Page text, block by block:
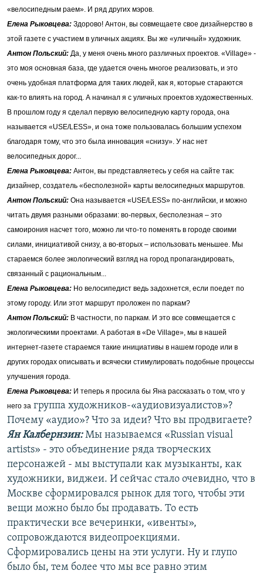
«велосипедным раем». И ряд других мэров.
Елена Рыковцева: Здорово! Антон, вы совмещаете свое дизайнерство в
этой газете с участием в уличных акциях. Вы же «уличный» художник.
Антон Польский: Да, у меня очень много различных проектов. «Village» -
это моя основная база, где удается очень многое реализовать, и это
очень удобная платформа для таких людей, как я, которые стараются
как-то влиять на город. А начинал я с уличных проектов художественных.
В прошлом году я сделал первую велосипедную карту города, она
называется «USE/LESS», и она тоже пользовалась большим успехом
благодаря тому, что это была инновация «снизу». У нас нет
велосипедных дорог...
Елена Рыковцева: Антон, вы представляетесь у себя на сайте так:
дизайнер, создатель «бесполезной» карты велосипедных маршрутов.
Антон Польский: Она называется «USE/LESS» по-английски, и можно
читать двумя разными образами: во-первых, бесполезная – это
самоирония насчет того, можно ли что-то поменять в городе своими
силами, инициативой снизу, а во-вторых – использовать меньшее. Мы
стараемся более экологический взгляд на город пропагандировать,
связанный с рациональным...
Елена Рыковцева: Но велосипедист ведь задохнется, если поедет по
этому городу. Или этот маршрут проложен по паркам?
Антон Польский: В частности, по паркам. И это все совмещается с
экологическими проектами. А работая в « De Village», мы в нашей
интернет-газете стараемся такие инициативы в нашем городе или в
других городах описывать и всячески стимулировать подобные процессы
улучшения города.
Елена Рыковцева: И теперь я просила бы Яна рассказать о том, что у
него за группа художников-«аудиовизуалистов»?
Почему «аудио»? Что за идеи? Что вы продвигаете?
Ян Калбернзин:Мы называемся «Russian visual
artists» - это объединение ряда творческих
персонажей - мы выступали как музыканты, как
художники, виджеи. И сейчас стало очевидно, что в
Москве сформировался рынок для того, чтобы эти
вещи можно было бы продавать. То есть
практически все вечеринки, «ивенты»,
сопровождаются видеопроекциями.
Сформировались цены на эти услуги. Ну и глупо
было бы, тем более что мы все равно этим